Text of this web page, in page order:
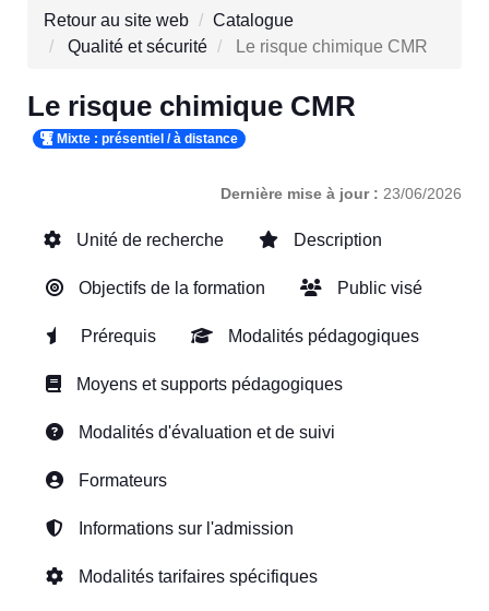
Retour au site web
Catalogue
Qualité et sécurité
Le risque chimique CMR
Le risque chimique CMR
Mixte : présentiel / à distance
Dernière mise à jour : 23/06/2026
Unité de recherche Description
Objectifs de la formation Public visé
Prérequis Modalités pédagogiques
Moyens et supports pédagogiques
Modalités d'évaluation et de suivi
Formateurs
Informations sur l'admission
Modalités tarifaires spécifiques